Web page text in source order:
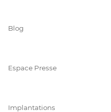
Blog
Espace Presse
Implantations